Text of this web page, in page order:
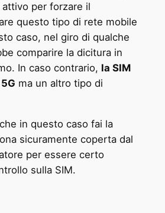
per forzare il
questo tipo di rete mobile
caso, nel giro di qualche
comparire la dicitura in
In caso contrario, la SIM
ma un altro tipo di
in questo caso fai la
sicuramente coperta dal
per essere certo
sulla SIM.